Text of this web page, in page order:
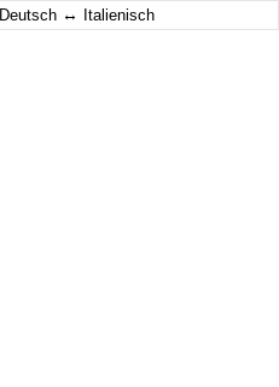
Deutsch ↔ Italienisch